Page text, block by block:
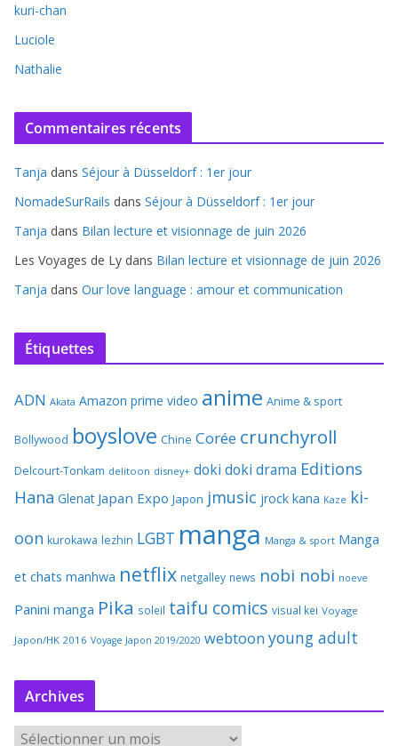
kuri-chan
Luciole
Nathalie
Commentaires récents
Tanja dans Séjour à Düsseldorf : 1er jour
NomadeSurRails dans Séjour à Düsseldorf : 1er jour
Tanja dans Bilan lecture et visionnage de juin 2026
Les Voyages de Ly dans Bilan lecture et visionnage de juin 2026
Tanja dans Our love language : amour et communication
Étiquettes
ADN Akata Amazon prime video anime Anime & sport
Bollywood boyslove Chine Corée crunchyroll
Delcourt-Tonkam delitoon disney+ doki doki drama Editions
Hana Glenat Japan Expo Japon jmusic jrock kana Kaze ki-
oon kurokawa lezhin LGBT manga Manga & sport Manga
et chats manhwa netflix netgalley news nobi nobi noeve
Panini manga Pika soleil taifu comics visual kei Voyage
Japon/HK 2016 Voyage Japon 2019/2020 webtoon young adult
Archives